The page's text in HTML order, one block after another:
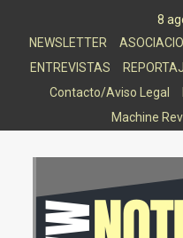
8
NEWSLETTER
ENTREVISTAS
Contacto/Aviso Legal
Machine